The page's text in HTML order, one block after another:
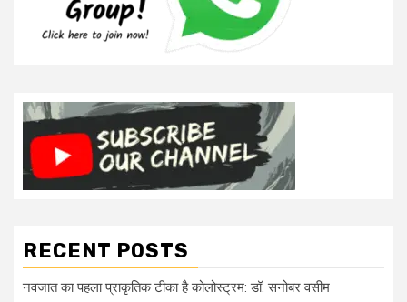
RECENT POSTS
नवजात का पहला प्राकृतिक टीका है कोलोस्ट्रम: डॉ. सनोबर वसीम